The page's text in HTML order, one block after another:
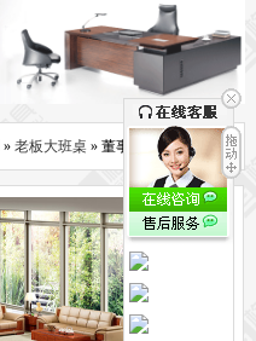
职员台
经理办公桌
人体工学椅
件柜 板式文件柜
钢制文件柜
» 老板大班桌 » 董事长大班台